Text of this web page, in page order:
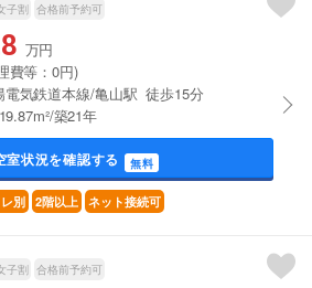
子割 合格前予約可
万円
費等：0円)
電気鉄道本線/亀山駅 徒歩15分
築21年
室状況を確認する 無料
別 2階以上 ネット接続可
子割 合格前予約可